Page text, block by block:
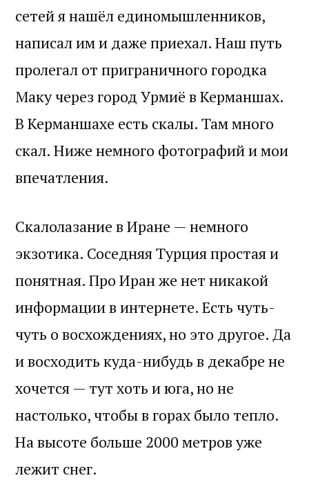
сетей я нашёл единомышленников,
написал им и даже приехал. Наш путь
пролегал от приграничного городка
Маку через город Урмиё в Керманшах.
В Керманшахе есть скалы. Там много
скал. Ниже немного фотографий и мои
впечатления.
Скалолазание в Иране — немного
экзотика. Соседняя Турция простая и
понятная. Про Иран же нет никакой
информации в интернете. Есть чуть-
чуть о восхождениях, но это другое. Да
и восходить куда-нибудь в декабре не
хочется — тут хоть и юга, но не
настолько, чтобы в горах было тепло.
На высоте больше 2000 метров уже
лежит снег.